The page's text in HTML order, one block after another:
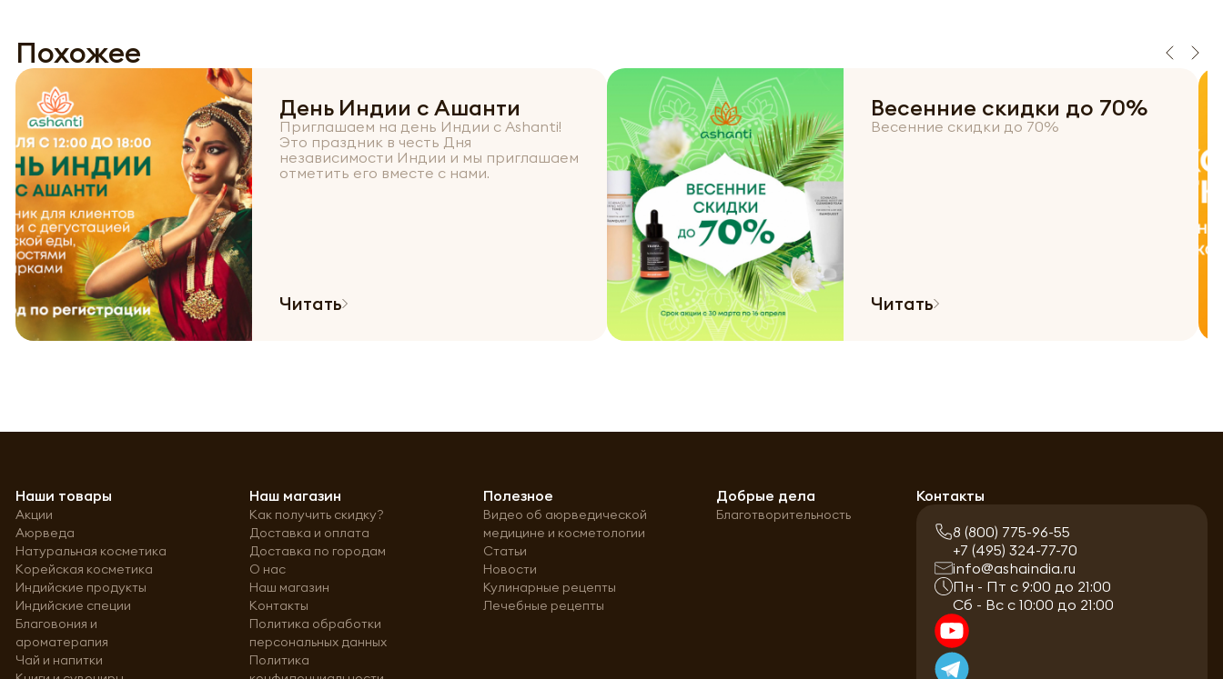
Похожее
День Индии с Ашанти
Приглашаем на день Индии с Ashanti!
Это праздник в честь Дня
независимости Индии и мы приглашаем
отметить его вместе с нами.
Читать
Весенние скидки до 70%
Весенние скидки до 70%
Читать
Наши товары
Акции
Аюрведа
Натуральная косметика
Корейская косметика
Индийские продукты
Индийские специи
Благовония и
ароматерапия
Чай и напитки
Наш магазин
Как получить скидку?
Доставка и оплата
Доставка по городам
О нас
Наш магазин
Контакты
Политика обработки
персональных данных
Политика
Полезное
Видео об аюрведической
медицине и косметологии
Статьи
Новости
Кулинарные рецепты
Лечебные рецепты
Добрые дела
Благотворительность
Контакты
8 (800) 775-96-55
+7 (495) 324-77-70
info@ashaindia.ru
Пн - Пт с 9:00 до 21:00
Сб - Вс с 10:00 до 21:00